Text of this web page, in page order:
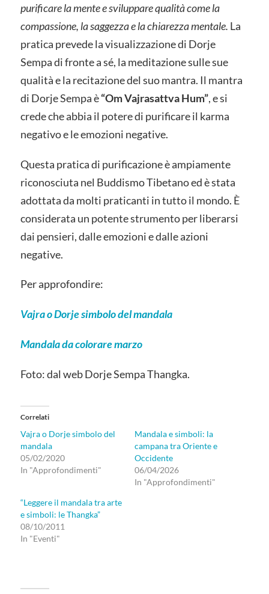
purificare la mente e sviluppare qualità come la
compassione, la saggezza e la chiarezza mentale. La
pratica prevede la visualizzazione di Dorje
Sempa di fronte a sé, la meditazione sulle sue
qualità e la recitazione del suo mantra. Il mantra
di Dorje Sempa è“Om Vajrasattva Hum”, e si
crede che abbia il potere di purificare il karma
negativo e le emozioni negative.
Questa pratica di purificazione è ampiamente
riconosciuta nel Buddismo Tibetano ed è stata
adottata da molti praticanti in tutto il mondo. È
considerata un potente strumento per liberarsi
dai pensieri, dalle emozioni e dalle azioni
negative.
Per approfondire:
Vajra o Dorje simbolo del mandala
Mandala da colorare marzo
Foto: dal web Dorje Sempa Thangka.
Correlati
Vajra o Dorje simbolo del
mandala
05/02/2020
In "Approfondimenti"
Mandala e simboli: la
campana tra Oriente e
Occidente
06/04/2026
In "Approfondimenti"
“Leggere il mandala tra arte
e simboli: le Thangka”
08/10/2011
In "Eventi"